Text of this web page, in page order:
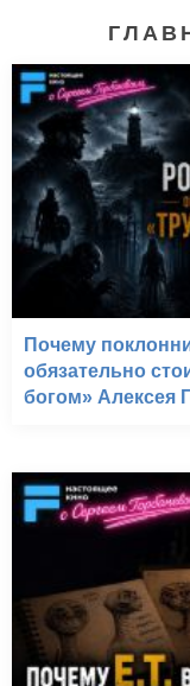
Почему
обязательно
богом» Алексея